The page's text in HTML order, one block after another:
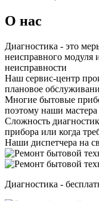
О нас
Диагностика - это
неисправного модуля
неисправности
Наш сервис-центр
плановое
Многие бытовые
поэтому наши
Сложность
прибора или когда
Наши диспетчера на
Диагностика -